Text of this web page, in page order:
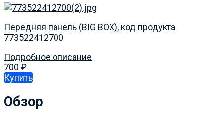
Передняя панель (BIG BOX), код продукта
773522412700
Подробное описание
700 ₽
Купить
Обзор